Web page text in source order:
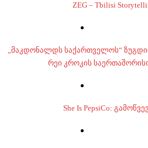
ZEG – Tbilisi
„მაკდონალდს საქართველოს“
რეი კროკის
She Is PepsiCo: